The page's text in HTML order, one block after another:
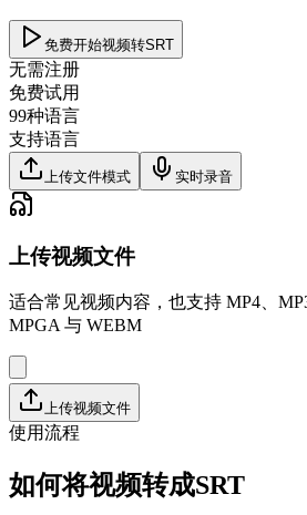
免费开始视频转SRT
无需注册
免费试用
99种语言
支持语言
上传文件模式 实时录音
上传视频文件
适合常见视频内容，也支持 MP4、
MPGA 与 WEBM
上传视频文件
使用流程
如何将视频转成SRT